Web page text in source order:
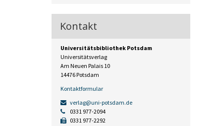
Kontakt
Universitätsbibliothek Potsdam
Universitätsverlag
Am Neuen Palais 10
14476 Potsdam
Kontaktformular
verlag@uni-potsdam.de
0331 977-2094
0331 977-2292